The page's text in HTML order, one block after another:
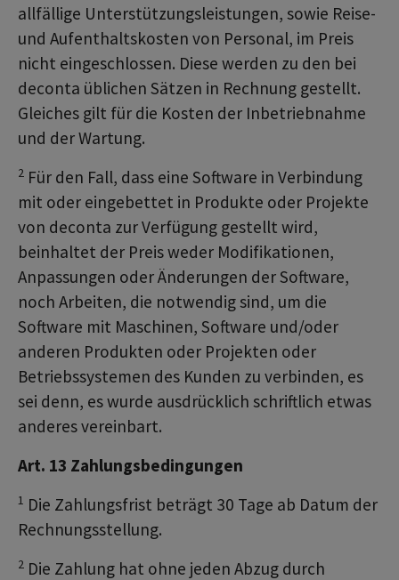
allfällige Unterstützungsleistungen, sowie Reise-
und Aufenthaltskosten von Personal, im Preis
nicht eingeschlossen. Diese werden zu den bei
deconta üblichen Sätzen in Rechnung gestellt.
Gleiches gilt für die Kosten der Inbetriebnahme
und der Wartung.
2 Für den Fall, dass eine Software in Verbindung
mit oder eingebettet in Produkte oder Projekte
von deconta zur Verfügung gestellt wird,
beinhaltet der Preis weder Modifikationen,
Anpassungen oder Änderungen der Software,
noch Arbeiten, die notwendig sind, um die
Software mit Maschinen, Software und/oder
anderen Produkten oder Projekten oder
Betriebssystemen des Kunden zu verbinden, es
sei denn, es wurde ausdrücklich schriftlich etwas
anderes vereinbart.
Art. 13 Zahlungsbedingungen
1 Die Zahlungsfrist beträgt 30 Tage ab Datum der
Rechnungsstellung.
2 Die Zahlung hat ohne jeden Abzug durch